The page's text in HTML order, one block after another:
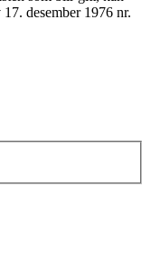
desember 1976 nr.